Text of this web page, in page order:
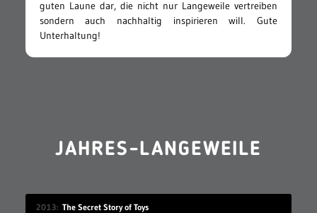
guten Laune dar, die nicht nur Langeweile vertreiben
sondern auch nachhaltig inspirieren will. Gute
Unterhaltung!
JAHRES-LANGEWEILE
2013 The Secret Story of Toys